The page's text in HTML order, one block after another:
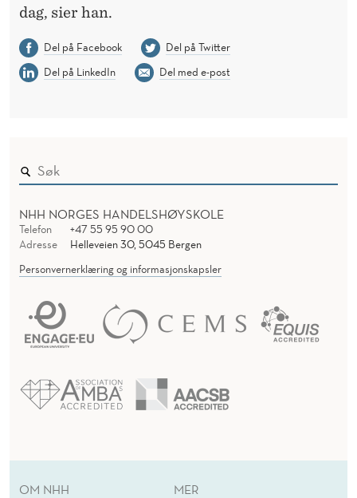
dag, sier han.
Del på Facebook
Del på Twitter
Del på LinkedIn
Del med e-post
NHH NORGES HANDELSHØYSKOLE
Telefon
+47 55 95 90 00
Adresse
Helleveien 30, 5045 Bergen
Personvernerklæring og informasjonskapsler
OM NHH MER